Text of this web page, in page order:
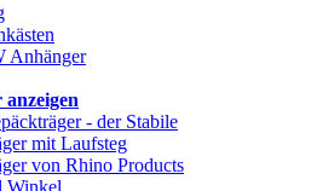
Anhänger
- der Stabile
mit Laufsteg
von Rhino Products
Winkel